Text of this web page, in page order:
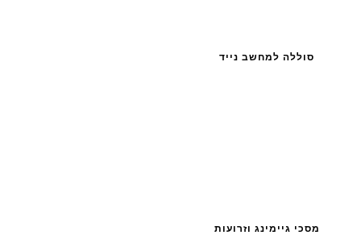
סוללה למחשב נייד
מסכי גיימינג וזרועות